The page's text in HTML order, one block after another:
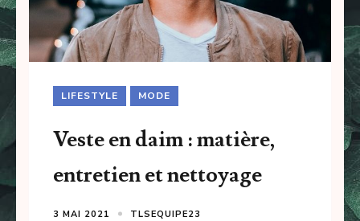
LIFESTYLE MODE
Veste en daim : matière,
entretien et nettoyage
3 MAI 2021 TLSEQUIPE23